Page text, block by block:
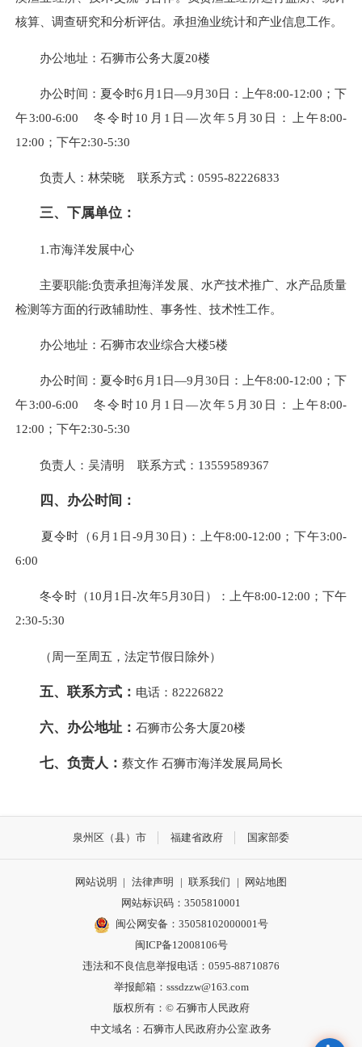
核算、调查研究和分析评估。承担渔业统计和产业信息工作。
办公地址：石狮市公务大厦20楼
办公时间：夏令时6月1日—9月30日：上午8:00-12:00；下
午3:00-6:00 冬令时10月1日—次年5月30日：上午8:00-
12:00；下午2:30-5:30
负责人：林荣晓 联系方式：0595-82226833
三、下属单位：
1.市海洋发展中心
主要职能:负责承担海洋发展、水产技术推广、水产品质量
检测等方面的行政辅助性、事务性、技术性工作。
办公地址：石狮市农业综合大楼5楼
办公时间：夏令时6月1日—9月30日：上午8:00-12:00；下
午3:00-6:00 冬令时10月1日—次年5月30日：上午8:00-
12:00；下午2:30-5:30
负责人：吴清明 联系方式：13559589367
四、办公时间：
夏令时（6月1日-9月30日)：上午8:00-12:00；下午3:00-
6:00
冬令时（10月1日-次年5月30日）：上午8:00-12:00；下午
2:30-5:30
（周一至周五，法定节假日除外）
五、联系方式： 电话：82226822
六、办公地址： 石狮市公务大厦20楼
七、负责人： 蔡文作 石狮市海洋发展局局长
泉州区（县）市 福建省政府 国家部委
网站说明 | 法律声明 | 联系我们 |
网站地图
网站标识码：3505810001
闽公网安备：35058102000001号
闽ICP备12008106号
违法和不良信息举报电话：0595-88710876
举报邮箱：sssdzzw@163.com
版权所有：© 石狮市人民政府
中文域名：石狮市人民政府办公室.政务